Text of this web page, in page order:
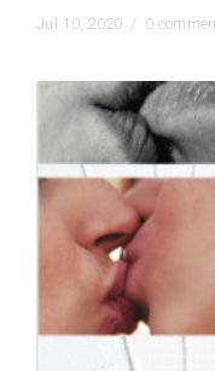
Jul 10, 2020 / 0